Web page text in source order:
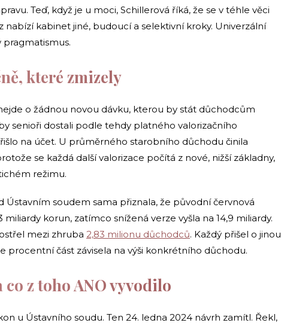
Teď, když je u moci, Schillerová říká, že se v téhle věci
nabízí kabinet jiné, budoucí a selektivní kroky. Univerzální
pragmatismus.
které zmizely
o žádnou novou dávku, kterou by stát důchodcům
senioři dostali podle tehdy platného valorizačního
na účet. U průměrného starobního důchodu činila
se každá další valorizace počítá z nové, nižší základny,
režimu.
Ústavním soudem sama přiznala, že původní červnová
korun, zatímco snížená verze vyšla na 14,9 miliardy.
mezi zhruba 2,83 milionu důchodců. Každý přišel o jinou
procentní část závisela na výši konkrétního důchodu.
z toho ANO vyvodilo
u Ústavního soudu. Ten 24. ledna 2024 návrh zamítl. Řekl,